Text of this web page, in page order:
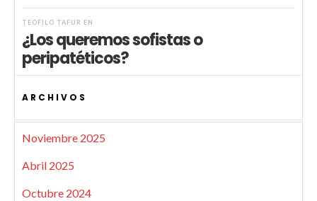
TEÓFILO TAFUR EN
¿Los queremos sofistas o
peripatéticos?
ARCHIVOS
Noviembre 2025
Abril 2025
Octubre 2024